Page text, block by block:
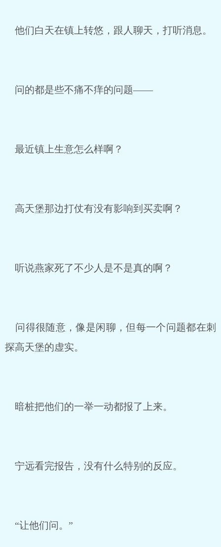
他们白天在镇上转悠，跟人聊天，打听消息。
问的都是些不痛不痒的问题——
最近镇上生意怎么样啊？
高天堡那边打仗有没有影响到买卖啊？
听说燕家死了不少人是不是真的啊？
问得很随意，像是闲聊，但每一个问题都在刺
探高天堡的虚实。
暗桩把他们的一举一动都报了上来。
宁远看完报告，没有什么特别的反应。
“让他们问。”